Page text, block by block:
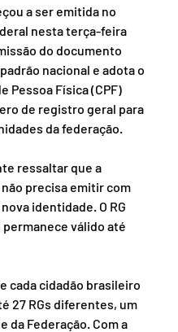
a ser emitida no
nesta terça-feira
do documento
nacional e adota o
Pessoa Física (CPF)
de registro geral para
da federação.
ressaltar que a
precisa emitir com
identidade. O RG
válido até
cada cidadão brasileiro
27 RGs diferentes, um
da Federação. Com a